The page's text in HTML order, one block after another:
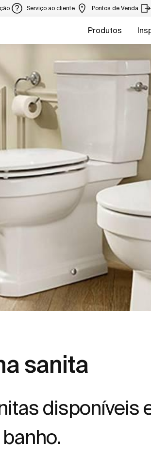
Serviço ao cliente Pontos de Venda
Produtos
sanita
disponíveis